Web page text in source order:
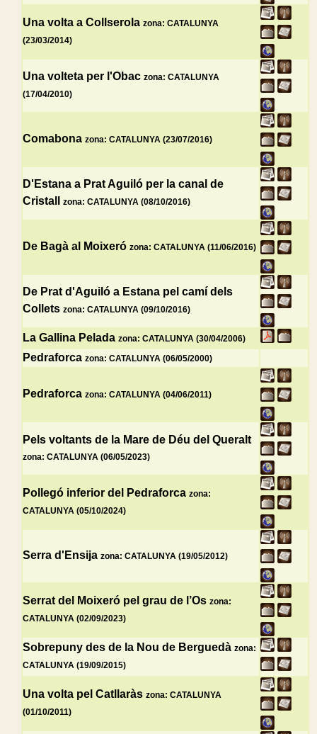
Una volta a Collserola zona: CATALUNYA
(23/03/2014)
Una volteta per l'Obac zona: CATALUNYA
(17/04/2010)
Comabona zona: CATALUNYA (23/07/2016)
D'Estana a Prat Aguiló per la canal de
Cristall
zona: CATALUNYA (08/10/2016)
De Bagà al Moixeró zona: CATALUNYA (11/06/2016)
De Prat d'Aguiló a Estana pel camí dels
Collets zona: CATALUNYA (09/10/2016)
La Gallina Pelada zona: CATALUNYA (30/04/2006)
Pedraforca zona: CATALUNYA (06/05/2000)
Pedraforca zona: CATALUNYA (04/06/2011)
Pels voltants de la Mare de Déu del Queralt
zona: CATALUNYA (06/05/2023)
Pollegó inferior del Pedraforca zona:
CATALUNYA (05/10/2024)
Serra d'Ensija zona: CATALUNYA (19/05/2012)
Serrat del Moixeró pel grau de l’Os zona:
CATALUNYA (02/09/2023)
Sobrepuny des de la Nou de Berguedà zona:
CATALUNYA (19/09/2015)
Una volta pel Catllaràs zona: CATALUNYA
(01/10/2011)